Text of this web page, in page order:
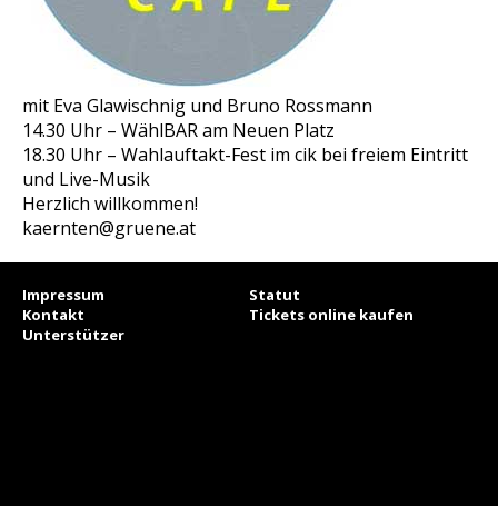
mit Eva Glawischnig und Bruno Rossmann
14.30 Uhr – WählBAR am Neuen Platz
18.30 Uhr – Wahlauftakt-Fest im cik bei freiem Eintritt
und Live-Musik
Herzlich willkommen!
kaernten@gruene.at
Impressum
Statut
Kontakt
Tickets online kaufen
Unterstützer